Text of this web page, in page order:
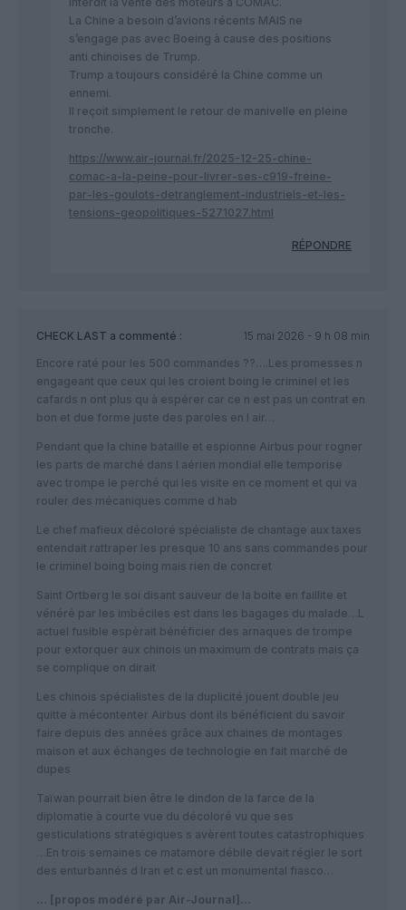
La Chine a besoin d’avions récents MAIS ne
s’engage pas avec Boeing à cause des positions
anti chinoises de Trump.
Trump a toujours considéré la Chine comme un
ennemi.
Il reçoit simplement le retour de manivelle en pleine
tronche.
https://www.air-journal.fr/2025-12-25-chine-
comac-a-la-peine-pour-livrer-ses-c919-freine-
par-les-goulots-detranglement-industriels-et-les-
tensions-geopolitiques-5271027.html
RÉPONDRE
CHECK LAST a commenté :
15 mai 2026 - 9 h 08 min
Encore raté pour les 500 commandes ??….Les promesses n
engageant que ceux qui les croient boing le criminel et les
cafards n ont plus qu à espérer car ce n est pas un contrat en
bon et due forme juste des paroles en l air…
Pendant que la chine bataille et espionne Airbus pour rogner
les parts de marché dans l aérien mondial elle temporise
avec trompe le perché qui les visite en ce moment et qui va
rouler des mécaniques comme d hab
Le chef mafieux décoloré spécialiste de chantage aux taxes
entendait rattraper les presque 10 ans sans commandes pour
le criminel boing boing mais rien de concret
Saint Ortberg le soi disant sauveur de la boite en faillite et
vénéré par les imbéciles est dans les bagages du malade…L
actuel fusible espèrait bénéficier des arnaques de trompe
pour extorquer aux chinois un maximum de contrats mais ça
se complique on dirait
Les chinois spécialistes de la duplicité jouent double jeu
quitte à mécontenter Airbus dont ils bénéficient du savoir
faire depuis des années grâce aux chaines de montages
maison et aux échanges de technologie en fait marché de
dupes
Taïwan pourrait bien être le dindon de la farce de la
diplomatie à courte vue du décoloré vu que ses
gesticulations stratégiques s avèrent toutes catastrophiques
…En trois semaines ce matamore débile devait régler le sort
des enturbannés d Iran et c est un monumental fiasco…
… [propos modéré par Air-Journal]…